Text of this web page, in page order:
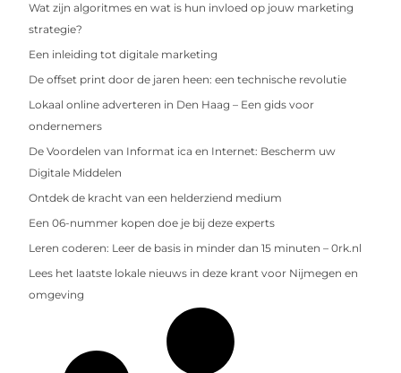
Wat zijn algoritmes en wat is hun invloed op jouw marketing
strategie?
Een inleiding tot digitale marketing
De offset print door de jaren heen: een technische revolutie
Lokaal online adverteren in Den Haag – Een gids voor
ondernemers
De Voordelen van Informat ica en Internet: Bescherm uw
Digitale Middelen
Ontdek de kracht van een helderziend medium
Een 06-nummer kopen doe je bij deze experts
Leren coderen: Leer de basis in minder dan 15 minuten – 0rk.nl
Lees het laatste lokale nieuws in deze krant voor Nijmegen en
omgeving